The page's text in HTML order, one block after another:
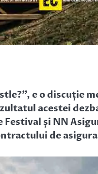
e o discuție
acestei
Festival și NN
de